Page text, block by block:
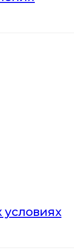
условиях